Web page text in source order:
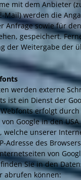
mit dem Anbieter
Mail) werden die
Anfrage sowie für
gespeichert.
der Weitergabe der
werden externe
ist ein Dienst der
erfolgt
Google in den
unserer
Adresse des
von
Sie in den
abrufen können: